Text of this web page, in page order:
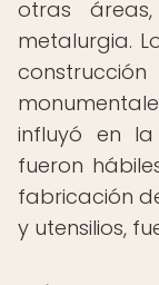
otras
metalurgia.
influyó en
fueron
fabricación
y utensilios,